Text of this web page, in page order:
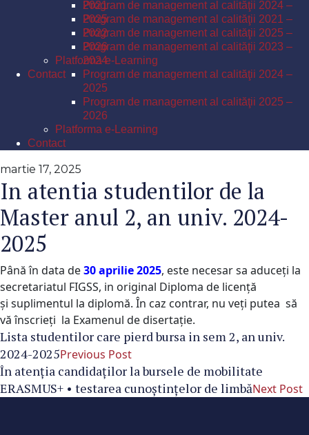
Program de management al calităţii 2024 –
2025
Program de management al calităţii 2025 –
2026
Platforma e-Learning
Contact
2021
Program de management al calităţii 2021 –
2022
Program de management al calităţii 2023 –
2024
Program de management al calităţii 2024 –
2025
Program de management al calităţii 2025 –
2026
Platforma e-Learning
Contact
martie 17, 2025
In atentia studentilor de la
Master anul 2, an univ. 2024-
2025
Până în data de30 aprilie 2025, este necesar sa aduceți la
secretariatul FIGSS, in original Diploma de licență
și suplimentul la diplomă. În caz contrar, nu veți putea să
vă înscrieți la Examenul de disertație.
Lista studentilor care pierd bursa in sem 2, an univ.
2024-2025Previous Post
În atenţia candidaţilor la bursele de mobilitate
ERASMUS+ • testarea cunoștințelor de limbăNext Post